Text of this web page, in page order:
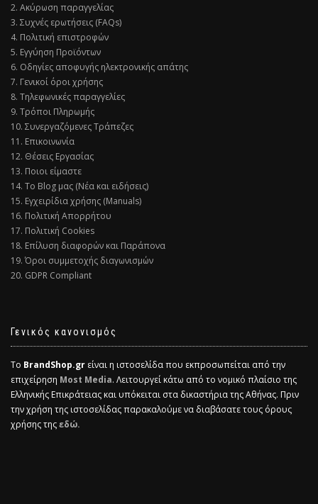
2. Ακύρωση παραγγελίας
3. Συχνές ερωτήσεις (FAQs)
4. Πολιτική επιστροφών
5. Εγγύηση Προϊόντων
6. Οδηγίες αποφυγής ηλεκτρονικής απάτης
7. Γενικοί όροι χρήσης
8. Τηλεφωνικές παραγγελίες
9. Τρόποι Πληρωμής
10. Συνεργαζόμενες Τράπεζες
11. Επικοινωνία
12. Θέσεις Εργασίας
13. Ποιοι είμαστε
14. Το Blog μας (Νέα και ειδήσεις)
15. Εγχειρίδια χρήσης (Manuals)
16. Πολιτική Απορρήτου
17. Πολιτική Cookies
18. Επίλυση διαφορών και Παράπονα
19. Όροι συμμετοχής διαγωνισμών
20. GDPR Compliant
Γενικός κανονισμός
Το BrandShop.gr είναι η ιστοσελίδα που εκπροσωπείται από την
επιχείρηση Most Media. Λειτουργεί κάτω από το νομικό πλαίσιο της
Ελληνικής Επικράτειας και υπόκειται στα δικαστήρια της Αθήνας. Πριν
την χρήση της ιστοσελίδας παρακαλούμε να διαβάσατε τους όρους
χρήσης τηςεδώ.